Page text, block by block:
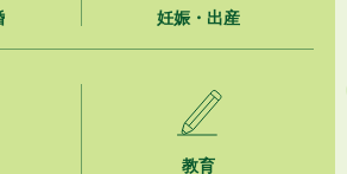
妊娠・出産
教育